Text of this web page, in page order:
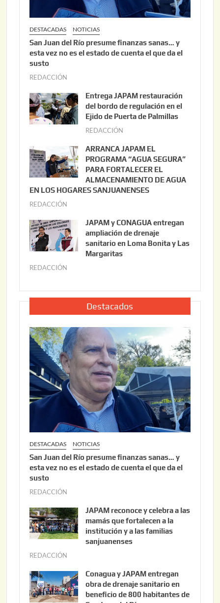
DESTACADAS NOTICIAS
San Juan del Río presume finanzas sanas… y
esta vez no es el estado de cuenta el que da el
susto
REDACCIÓN
o
s
t
3
,
2
0
Entrega JAPAM restauración
del bordo de regulación en el
Ejido de Puerta de Palmillas
REDACCIÓN
i
o
2
2
0
ARRANCA JAPAM EL
PROGRAMA “AGUA SEGURA”
PARA FORTALECER EL
ALMACENAMIENTO DE AGUA
EN LOS HOGARES SANJUANENSES
REDACCIÓN
l
i
o
,
0
2
6
JAPAM y CONAGUA entregan
ampliación de drenaje
sanitario en Loma Bonita y Las
Margaritas
REDACCIÓN
l
o
2
2
,
2
6
Destacados
DESTACADAS NOTICIAS
San Juan del Río presume finanzas sanas… y
esta vez no es el estado de cuenta el que da el
susto
REDACCIÓN
o
s
t
,
2
JAPAM reconoce y celebra a las
mamás que fortalecen a la
institución y a las familias
sanjuanenses
REDACCIÓN
n
i
Conagua y JAPAM entregan
obra de drenaje sanitario en
beneficio de 800 habitantes de